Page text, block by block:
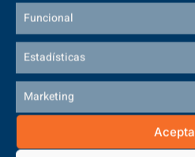
Funcional
Estadísticas
Marketing